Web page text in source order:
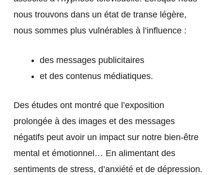
nous trouvons dans un état de transe légère,
nous sommes plus vulnérables à l’influence :
des messages publicitaires
et des contenus médiatiques.
Des études ont montré que l’exposition
prolongée à des images et des messages
négatifs peut avoir un impact sur notre bien-être
mental et émotionnel… En alimentant des
sentiments de stress, d’anxiété et de dépression.